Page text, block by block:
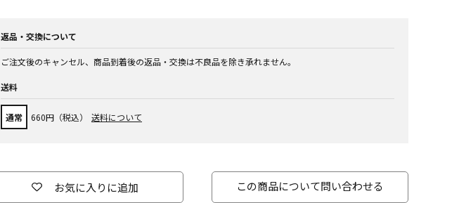
返品・交換について
ご注文後のキャンセル、商品到着後の返品・交換は不良品を除き承れません。
送料
通常 660円（税込） 送料について
お気に入りに追加 この商品について問い合わせる